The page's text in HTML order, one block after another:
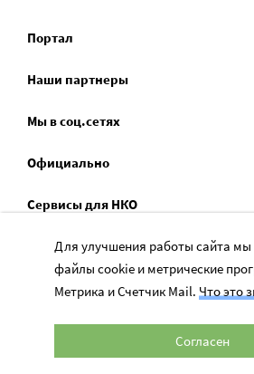
Портал
Наши партнеры
Мы в соц.сетях
Официально
Сервисы для НКО
Спецпроекты
Социальное служение
Для улучшения работы сайта мы
файлы cookie и метрические
Метрика и Счетчик Mail. Что это
Согласен